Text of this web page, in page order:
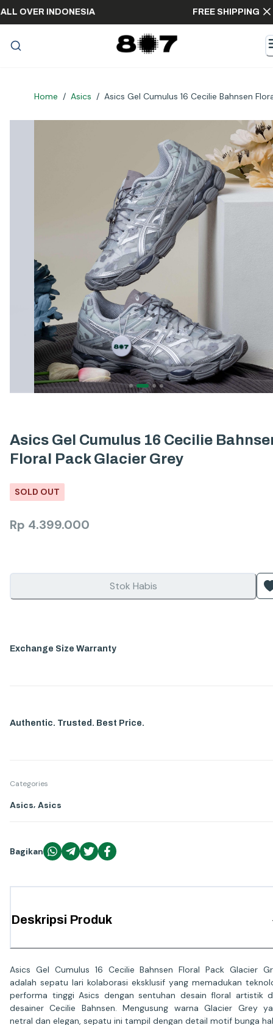
ALL OVER INDONESIA FREE
Home / Asics / Asics Gel Cumulus 16 Cecilie Bahnsen
Asics Gel Cumulus 16 Cecilie
Floral Pack Glacier Grey
SOLD OUT
Rp 4.399.000
Stok Habis
Exchange Size Warranty
Authentic. Trusted. Best Price.
Categories
Asics Asics
Bagikan
Deskripsi Produk
Asics Gel Cumulus 16 Cecilie Bahnsen Floral Pack Glacier
adalah sepatu lari kolaborasi eksklusif yang memadukan
performa tinggi Asics dengan sentuhan desain floral artistik
desainer Cecilie Bahnsen. Mengusung warna Glacier Grey
netral dan elegan, sepatu ini tampil dengan detail motif bunga